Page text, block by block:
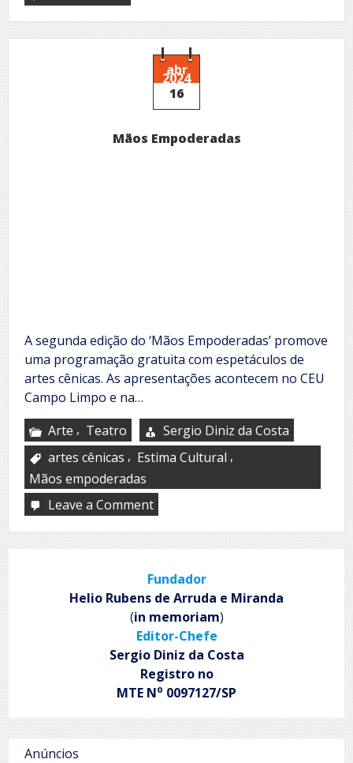
vidas
–
dualidade
abr
2024
16
Mãos Empoderadas
A segunda edição do ‘Mãos Empoderadas’ promove
uma programação gratuita com espetáculos de
artes cênicas. As apresentações acontecem no CEU
Campo Limpo e na…
Arte , Teatro
Sergio Diniz da Costa
artes cênicas , Estima Cultural ,
Mãos empoderadas
Leave a Commenton
Empoderadas
Fundador
Helio Rubens de Arruda e Miranda
(in memoriam)
Editor-Chefe
Sergio Diniz da Costa
Registro no
MTE No 0097127/SP
Anúncios